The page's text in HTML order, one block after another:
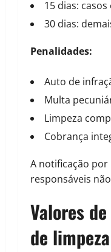
15 dias:
30 dias:
Penalidades:
Auto de
Multa
Limpeza
Cobrança
A notificação
responsáveis
Valores
de limpeza